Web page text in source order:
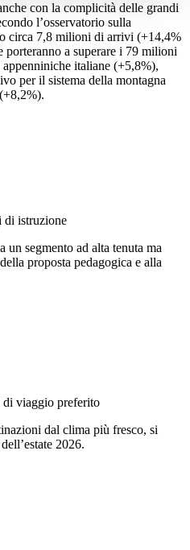
con la complicità delle grandi
l’osservatorio sulla
circa 7,8 milioni di arrivi (+14,4%
porteranno a superare i 79 milioni
appenniniche italiane (+5,8%),
per il sistema della montagna
di istruzione
segmento ad alta tenuta ma
proposta pedagogica e alla
viaggio preferito
dal clima più fresco, si
2026.